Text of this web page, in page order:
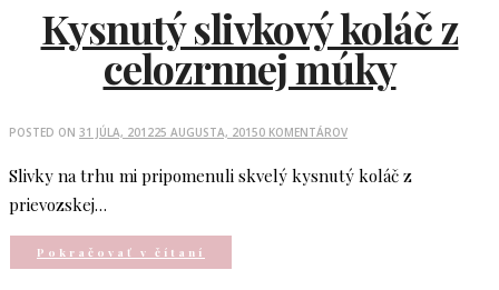
Kysnutý slivkový koláč z
celozrnnej múky
POSTED ON 31 JÚLA, 201225 AUGUSTA, 20150 KOMENTÁROV
Slivky na trhu mi pripomenuli skvelý kysnutý koláč z
prievozskej…
Pokračovať v čítaní